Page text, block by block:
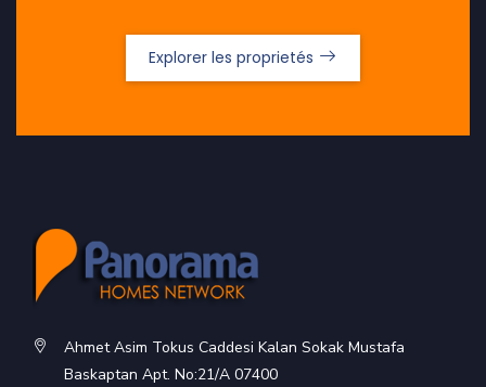
Explorer les proprietés
Ahmet Asim Tokus Caddesi Kalan Sokak Mustafa
Baskaptan Apt. No:21/A 07400